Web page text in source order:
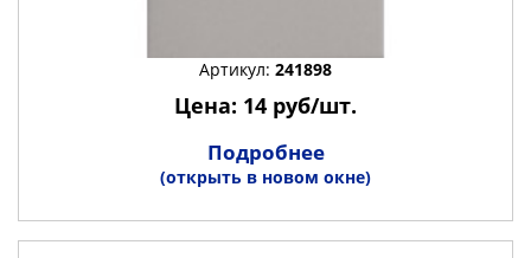
Артикул: 241898
Цена: 14 руб/шт.
Подробнее
(открыть в новом окне)